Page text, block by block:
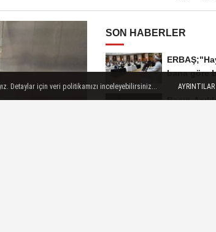
SON HABERLER
bana göre
Basın
Detaylar için veri politikamızı inceleyebilirsiniz... AYRINTILAR